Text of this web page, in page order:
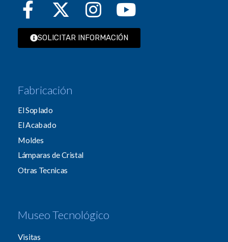
SOLICITAR INFORMACIÓN
Fabricación
El Soplado
El Acabado
Moldes
Lámparas de Cristal
Otras Tecnicas
Museo Tecnológico
Visitas